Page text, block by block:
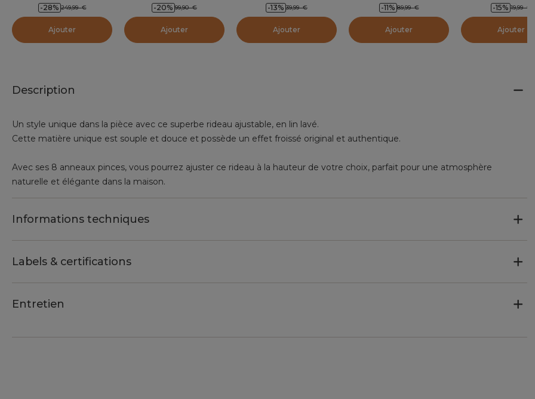
-28% 249,99 €
Ajouter
-20% 99,90 €
Ajouter
-13% 39,99 €
Ajouter
-11% 89,99 €
Ajouter
-15% 19,99 €
Ajouter
Description
Un style unique dans la pièce avec ce superbe rideau ajustable, en lin lavé.
Cette matière unique est souple et douce et possède un effet froissé original et authentique.
Avec ses 8 anneaux pinces, vous pourrez ajuster ce rideau à la hauteur de votre choix, parfait pour une atmosphère
naturelle et élégante dans la maison.
Informations techniques
Labels & certifications
Entretien